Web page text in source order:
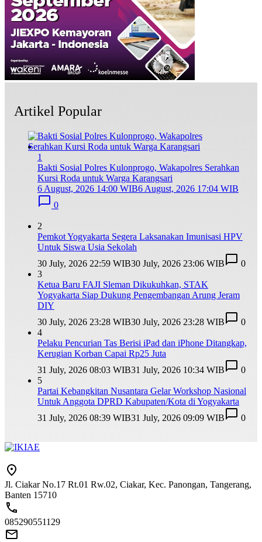
Artikel Popular
1
Bakti Sosial Polres Kulonprogo, Wakapolres Serahkan
Kursi Roda untuk Warga Karangsari
6 August, 2026 14:00 WIB6 August, 2026 17:04 WIB
0
2
Pemkot Yogyakarta Segera Laksanakan Imunisasi HPV
Untuk Siswa Usia Sekolah
30 July, 2026 22:59 WIB30 July, 2026 23:06 WIB
0
3
Ketua Baru FAJI Sleman Dikukuhkan, STAK
Yogyakarta Siap Dukung Pengembangan Arung Jeram
DIY
30 July, 2026 23:28 WIB30 July, 2026 23:28 WIB
0
4
Pelaku Pencurian Tas Berisi iPad dan iPhone Ditangkap,
Kerugian Korban Capai Rp25 Juta
31 July, 2026 08:03 WIB31 July, 2026 10:34 WIB
0
5
Partai Kebangkitan Nusantara Gelar Workshop Nasional
Untuk Anggota DPRD Kabupaten/Kota di Yogyakarta
31 July, 2026 08:39 WIB31 July, 2026 09:09 WIB 0
Jl. Ciakar No.17 Rt.01 Rw.02, Ciakar, Kec. Panongan, Tangerang,
Banten 15710
085290551129